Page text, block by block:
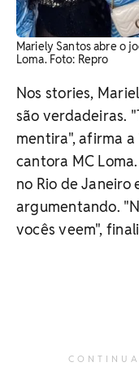
Mariely Santos abre o
Loma. Foto: Repro
Nos stories,
são verdadeiras.
mentira", afirma
cantora MC
no Rio de Janeiro
argumentando.
vocês veem",